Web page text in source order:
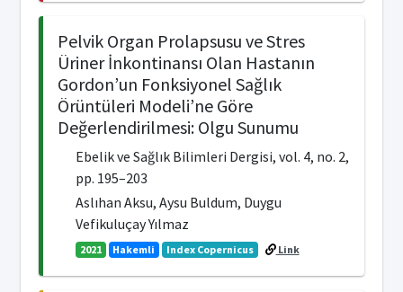
Pelvik Organ Prolapsusu ve Stres
Üriner İnkontinansı Olan Hastanın
Gordon’un Fonksiyonel Sağlık
Örüntüleri Modeli’ne Göre
Değerlendirilmesi: Olgu Sunumu
Ebelik ve Sağlık Bilimleri Dergisi, vol. 4, no. 2,
pp. 195–203
Aslıhan Aksu, Aysu Buldum, Duygu
Vefikuluçay Yılmaz
2021 Hakemli Index Copernicus Link